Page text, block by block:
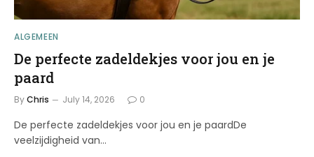
ALGEMEEN
De perfecte zadeldekjes voor jou en je
paard
ByChris July 14, 2026 0
De perfecte zadeldekjes voor jou en je paardDe
veelzijdigheid van…